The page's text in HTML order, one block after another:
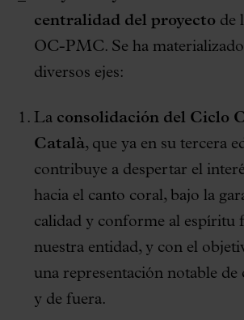
centralidad del proyecto de
OC-PMC. Se ha materializado
diversos ejes:
La consolidación del Ciclo
Català, que ya en su tercera
contribuye a despertar el
hacia el canto coral, bajo la
calidad y conforme al espíritu
nuestra entidad, y con el
una representación notable de
y de fuera.